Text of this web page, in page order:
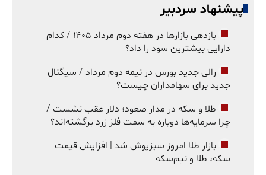
پیشنهاد سردبیر
بازدهی بازارها در هفته دوم مرداد ۱۴۰۵ / کدام
دارایی بیشترین سود را داد؟
رالی جدید بورس در نیمه دوم مرداد / سیگنال
جدید برای سهامداران چیست؟
طلا و سکه در مدار صعود؛ دلار عقب نشست /
چرا سرمایه‌ها دوباره به سمت فلز زرد برگشته‌اند؟
بازار طلا امروز سبزپوش شد | افزایش قیمت
سکه، طلا و نیم‌سکه